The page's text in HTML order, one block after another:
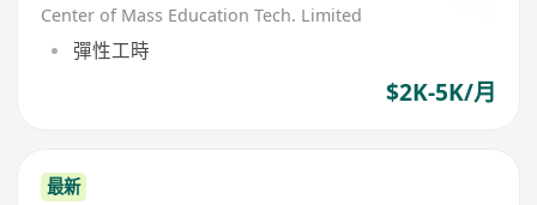
Center of Mass Education Tech. Limited
彈性工時
$2K-5K/月
最新